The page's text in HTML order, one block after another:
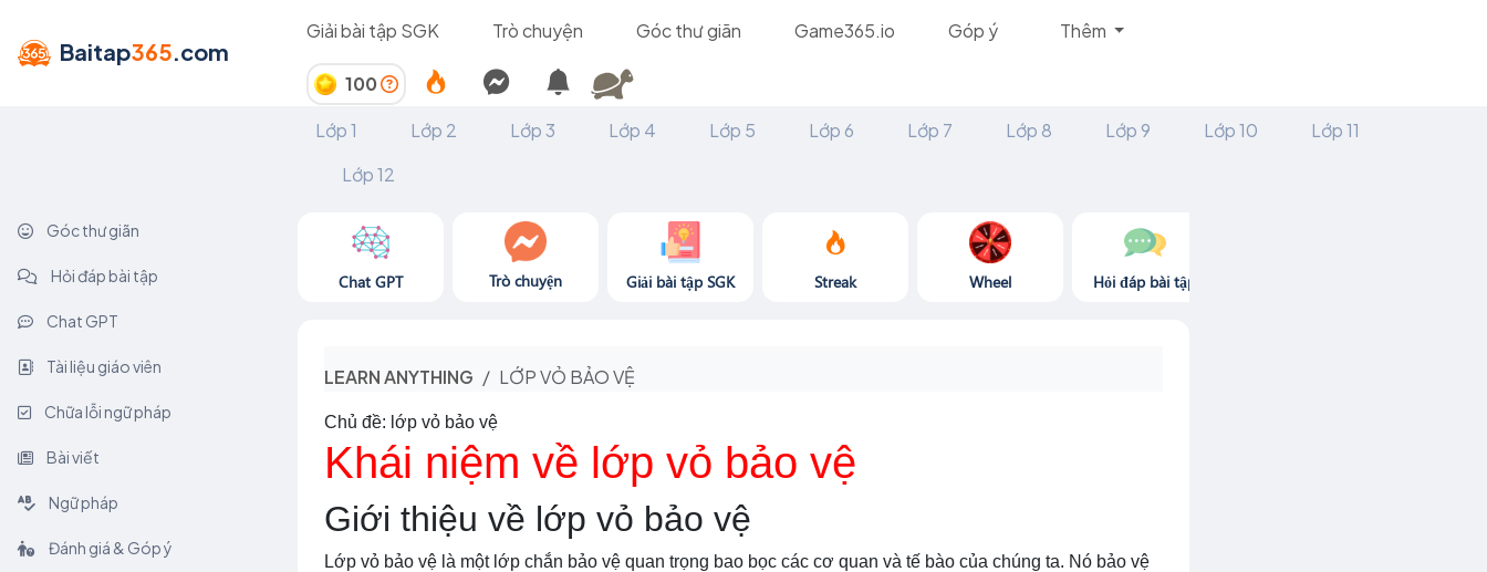
Baitap365.com
Giải bài tập SGK Trò chuyện Góc thư giãn Game365.io Góp ý Thêm
100
Lớp 1
Lớp 2 Lớp 3 Lớp 4 Lớp 5 Lớp 6 Lớp 7 Lớp 8 Lớp 9 Lớp 10
Lớp 11
Lớp 12
Góc thư giãn
Hỏi đáp bài tập
Chat GPT
Tài liệu giáo viên
Chữa lỗi ngữ pháp
Bài viết
Ngữ pháp
Đánh giá & Góp ý
Chat GPT Trò chuyện Giải bài tập SGK Streak Wheel Hỏi đáp bài tập
LEARN ANYTHING LỚP VỎ BẢO VỆ
Chủ đề: lớp vỏ bảo vệ
Khái niệm về lớp vỏ bảo vệ
Giới thiệu về lớp vỏ bảo vệ
Lớp vỏ bảo vệ là một lớp chắn bảo vệ quan trọng bao bọc các cơ quan và tế bào của chúng ta. Nó bảo vệ